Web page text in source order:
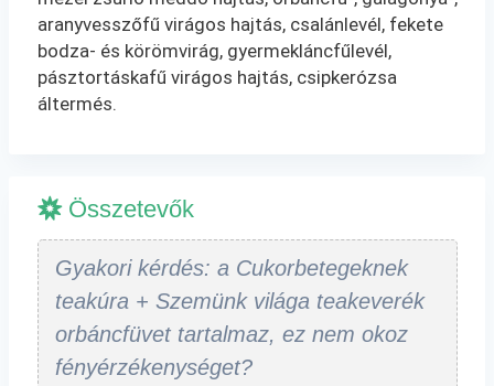
aranyvesszőfű virágos hajtás, csalánlevél, fekete
bodza- és körömvirág, gyermekláncfűlevél,
pásztortáskafű virágos hajtás, csipkerózsa
áltermés.
Összetevők
Gyakori kérdés: a Cukorbetegeknek
teakúra + Szemünk világa teakeverék
orbáncfüvet tartalmaz, ez nem okoz
fényérzékenységet?